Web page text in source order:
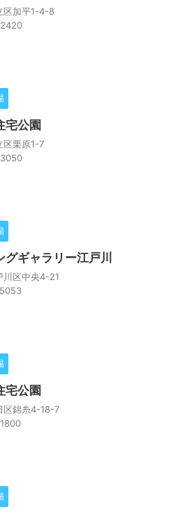
区加平1-4-8
宅公園
区栗原1-7
グギャラリー江戸川
川区中央4-21
宅公園
区錦糸4-18-7